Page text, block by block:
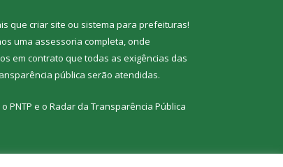
que criar site ou sistema para prefeituras!
uma assessoria completa, onde
em contrato que todas as exigências das
pública serão atendidas.
PNTP e o Radar da Transparência Pública